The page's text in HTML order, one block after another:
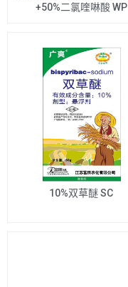
+50%二氯喹啉酸 WP
10%双草醚 SC